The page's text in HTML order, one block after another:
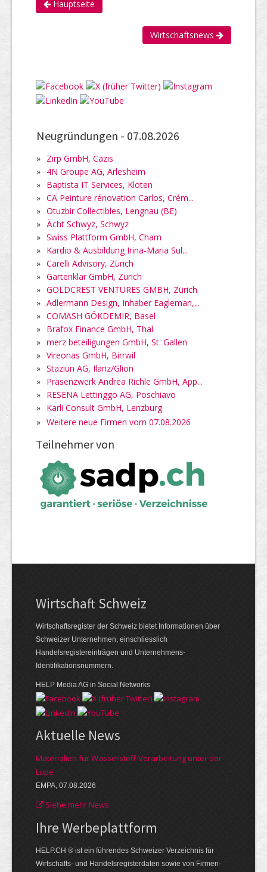
Hauptseite
Wirtschaftsnews
Neugründungen - 07.08.2026
» Zirp GmbH, Cazis
» 4N Groupe AG, Arlesheim
» Baptista IT Services, Kloten
» CA Peinture rénovation Carlos, Crém...
» Otuzbir Collectibles, Lengnau (BE)
» Ächt Schwyz, Schwyz
» Swiss Plattform GmbH, Cham
» Kardio & Ausbildung Irina-Maria Sul...
» Carelli Advisory, Zürich
» Gartenklar GmbH, Zürich
» GOLDCREST VENTURES GMBH, Zürich
» Adlermann Design, Inhaber Eagleman,...
» COMASH GÖKDEMIR, Basel
» Brafox Finance GmbH, Thal
» merz beteiligungen GmbH, St. Gallen
» Vireonas GmbH, Birrwil
» Staziun AG, Ilanz/Glion
» Präsenzwerk Andrea Richle GmbH, App...
» RESENA Lettinggo AG, Poschiavo
» Karli Consult GmbH, Lenzburg
» Weitere neue Firmen vom 07.08.2026
Teilnehmer von
Wirtschaft Schweiz
Wirtschaftsregister der Schweiz bietet Informationen über
Schweizer Unternehmen, einschliesslich
Handelsregistereinträgen und Unternehmens-
Identifikationsnummern.
HELP Media AG in Social Networks
Aktuelle News
Materialien für Wasserstoff-Verarbeitung unter der
Lupe
EMPA, 07.08.2026
Siehe mehr News
Ihre Werbe­plattform
HELP.CH ® ist ein führendes Schweizer Verzeichnis für
Wirtschafts- und Handelsregisterdaten sowie von Firmen­